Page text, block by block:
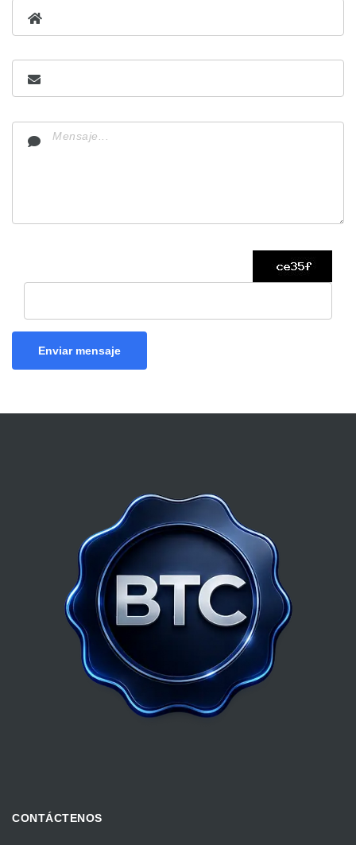
Enviar mensaje
CONTÁCTENOS